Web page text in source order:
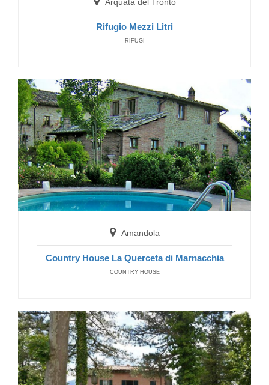
Montemonaco
Hotel Taverna della Montagna
BED AND BREAKFAST
Montemonaco
Agriturismo La Cittadella dei Sibillini
FARM HOUSE
Rifugio Mezzi Litri
RIFUGI
Amandola
Country House La Querceta di Marnacchia
COUNTRY HOUSE